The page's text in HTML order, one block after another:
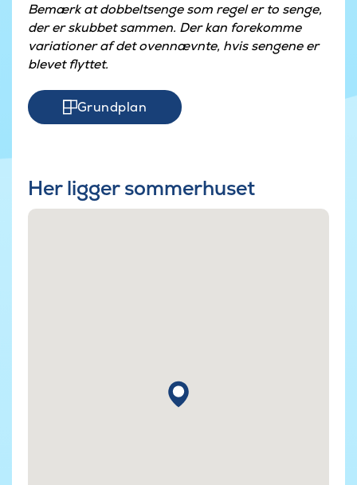
Bemærk at dobbeltsenge som regel er to senge,
der er skubbet sammen. Der kan forekomme
variationer af det ovennævnte, hvis sengene er
blevet flyttet.
Grundplan
Her ligger sommerhuset